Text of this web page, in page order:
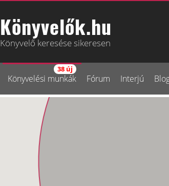
Könyvelők.hu
Könyvelő keresése sikeresen
Könyvelési munkák
38 új
Fórum Interjú